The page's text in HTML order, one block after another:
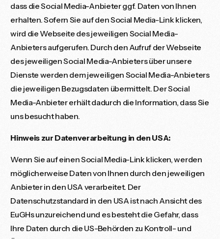
dass die Social Media-Anbieter ggf. Daten von Ihnen
erhalten. Sofern Sie auf den Social Media-Link klicken,
wird die Webseite des jeweiligen Social Media-
Anbieters aufgerufen. Durch den Aufruf der Webseite
des jeweiligen Social Media-Anbieters über unsere
Dienste werden dem jeweiligen Social Media-Anbieters
die jeweiligen Bezugsdaten übermittelt. Der Social
Media-Anbieter erhält dadurch die Information, dass Sie
uns besucht haben.
Hinweis zur Datenverarbeitung in den USA:
Wenn Sie auf einen Social Media-Link klicken, werden
möglicherweise Daten von Ihnen durch den jeweiligen
Anbieter in den USA verarbeitet. Der
Datenschutzstandard in den USA ist nach Ansicht des
EuGHs unzureichend und es besteht die Gefahr, dass
Ihre Daten durch die US-Behörden zu Kontroll- und